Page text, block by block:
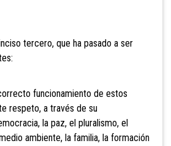
tercero, que ha pasado a ser
funcionamiento de estos
respeto, a través de su
la paz, el pluralismo, el
ambiente, la familia, la formación